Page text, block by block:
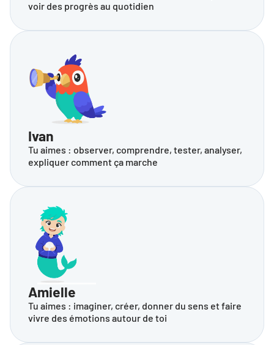
voir des progrès au quotidien
Ivan
Tu aimes : observer, comprendre, tester, analyser,
expliquer comment ça marche
Amielle
Tu aimes : imaginer, créer, donner du sens et faire
vivre des émotions autour de toi